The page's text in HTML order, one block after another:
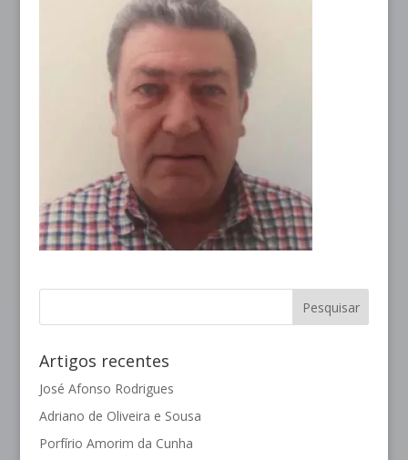
Artigos recentes
José Afonso Rodrigues
Adriano de Oliveira e Sousa
Porfírio Amorim da Cunha